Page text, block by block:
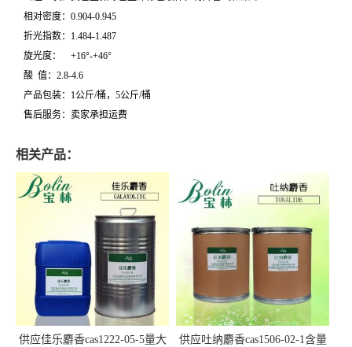
相对密度：0.904-0.945
折光指数：1.484-1.487
旋光度： +16°-+46°
酸 值：2.8-4.6
产品包装：1公斤/桶，5公斤/桶
售后服务：卖家承担运费
相关产品：
供应佳乐麝香cas1222-05-5量大
供应吐纳麝香cas1506-02-1含量